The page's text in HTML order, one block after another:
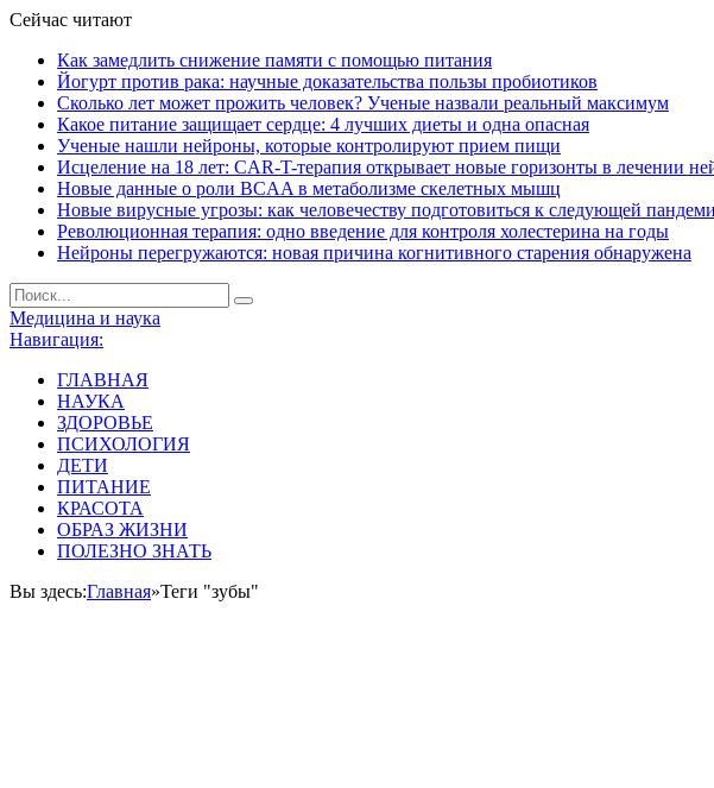
Сейчас читают
Как замедлить снижение памяти с помощью питания
Йогурт против рака: научные доказательства пользы пробиотиков
Сколько лет может прожить человек? Ученые назвали реальный максимум
Какое питание защищает сердце: 4 лучших диеты и одна опасная
Ученые нашли нейроны, которые контролируют прием пищи
Исцеление на 18 лет: CAR-T-терапия открывает новые горизонты в лечении
Новые данные о роли BCAA в метаболизме скелетных мышц
Новые вирусные угрозы: как человечеству подготовиться к следующей
Революционная терапия: одно введение для контроля холестерина на годы
Нейроны перегружаются: новая причина когнитивного старения обнаружена
Медицина и наука
Навигация:
ГЛАВНАЯ
НАУКА
ЗДОРОВЬЕ
ПСИХОЛОГИЯ
ДЕТИ
ПИТАНИЕ
КРАСОТА
ОБРАЗ ЖИЗНИ
ПОЛЕЗНО ЗНАТЬ
Вы здесь:Главная»Теги "зубы"